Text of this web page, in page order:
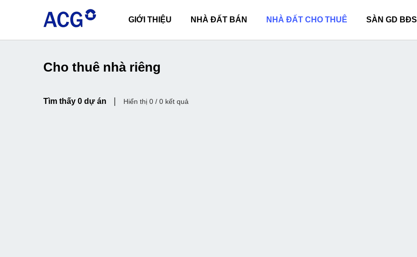
GIỚI THIỆU NHÀ ĐẤT BÁN NHÀ ĐẤT CHO THUÊ SÀN GD BĐS
Cho thuê nhà riêng
Tìm thấy 0 dự án | Hiển thị 0 / 0 kết quả